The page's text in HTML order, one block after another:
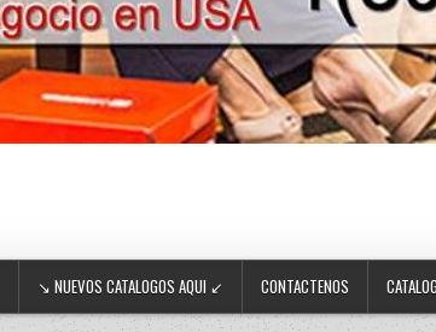
↘ NUEVOS CATALOGOS AQUI ↙ CONTACTENOS